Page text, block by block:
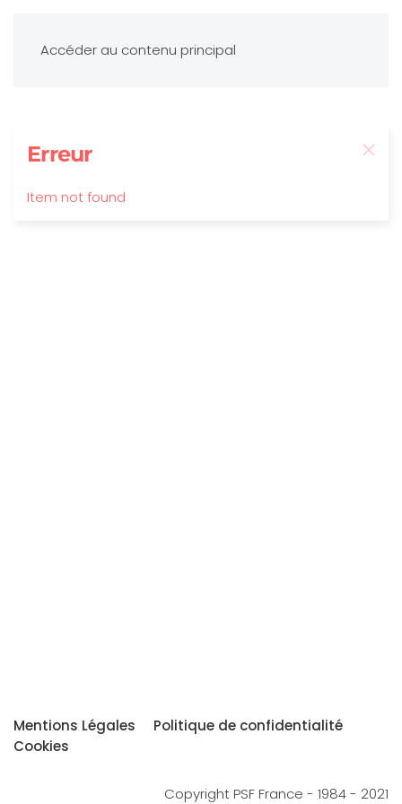
Accéder au contenu principal
Erreur
Item not found
Mentions Légales
Politique de confidentialité
Cookies
Copyright PSF France - 1984 - 2021